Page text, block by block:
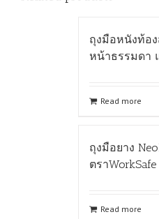
ถุงมือหนังท้อ
หน้าธรรมดา
Read more
ถุงมือยาง
ตราWorkSafe
Read more